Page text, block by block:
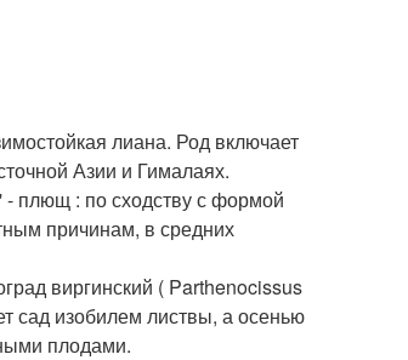
лиана. Род включает
Азии и Гималаях.
- плющ : по сходству с формой
причинам, в средних
виргинский ( Parthenocissus
сад изобилем листвы, а осенью
плодами.